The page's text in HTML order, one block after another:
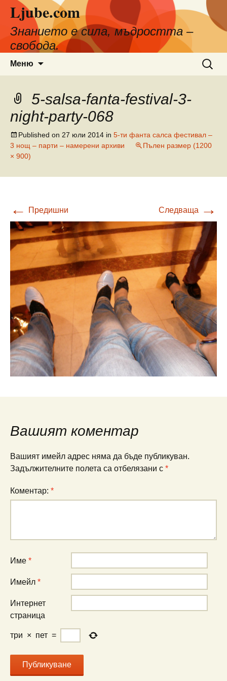
съдържанието
Ljube.com
Знанието е сила, мъдростта –
свобода.
Меню
за:
5-salsa-fanta-festival-3-
night-party-068
Published on 27 юли 2014 in 5-ти фанта салса фестивал –
3 нощ – парти – намерени архиви
Пълен размер (1200
× 900)
← Предишни Следваща →
Вашият коментар
Вашият имейл адрес няма да бъде публикуван.
Задължителните полета са отбелязани с *
Коментар: *
Име *
Имейл *
Интернет
страница
три × пет =